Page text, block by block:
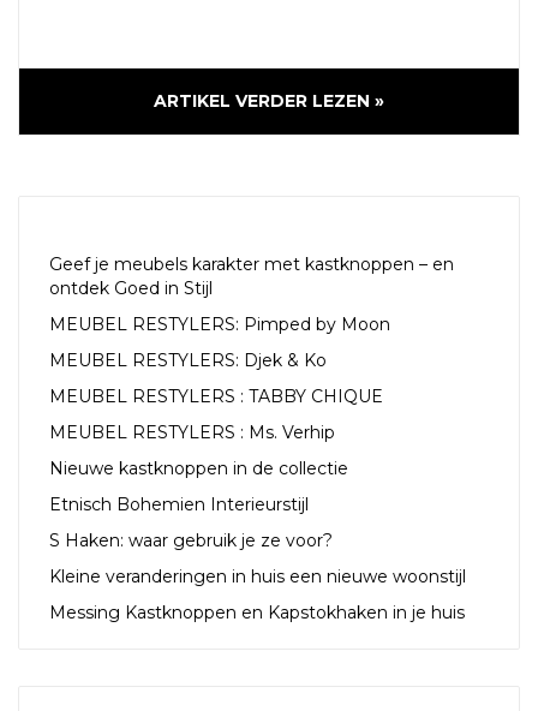
ARTIKEL VERDER LEZEN »
Geef je meubels karakter met kastknoppen – en
ontdek Goed in Stijl
MEUBEL RESTYLERS: Pimped by Moon
MEUBEL RESTYLERS: Djek & Ko
MEUBEL RESTYLERS : TABBY CHIQUE
MEUBEL RESTYLERS : Ms. Verhip
Nieuwe kastknoppen in de collectie
Etnisch Bohemien Interieurstijl
S Haken: waar gebruik je ze voor?
Kleine veranderingen in huis een nieuwe woonstijl
Messing Kastknoppen en Kapstokhaken in je huis